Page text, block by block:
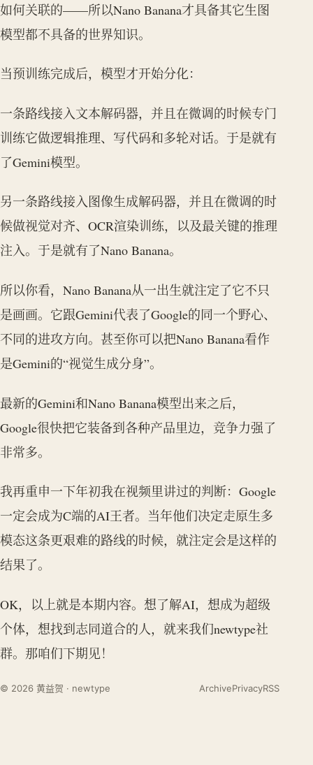
如何关联的——所以Nano Banana才具备其它生图
模型都不具备的世界知识。
当预训练完成后，模型才开始分化：
一条路线接入文本解码器，并且在微调的时候专门
训练它做逻辑推理、写代码和多轮对话。于是就有
了Gemini模型。
另一条路线接入图像生成解码器，并且在微调的时
候做视觉对齐、OCR渲染训练，以及最关键的推理
注入。于是就有了Nano Banana。
所以你看，Nano Banana从一出生就注定了它不只
是画画。它跟Gemini代表了Google的同一个野心、
不同的进攻方向。甚至你可以把Nano Banana看作
是Gemini的“视觉生成分身”。
最新的Gemini和Nano Banana模型出来之后，
Google很快把它装备到各种产品里边，竞争力强了
非常多。
我再重申一下年初我在视频里讲过的判断：Google
一定会成为C端的AI王者。当年他们决定走原生多
模态这条更艰难的路线的时候，就注定会是这样的
结果了。
OK，以上就是本期内容。想了解AI，想成为超级
个体，想找到志同道合的人，就来我们newtype社
群。那咱们下期见！
© 2026 黄益贺 · newtype ArchivePrivacyRSS